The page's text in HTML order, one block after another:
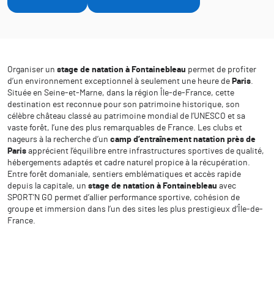
Organiser un stage de natation à Fontainebleau permet de profiter
d’un environnement exceptionnel à seulement une heure de Paris.
Située en Seine-et-Marne, dans la région Île-de-France, cette
destination est reconnue pour son patrimoine historique, son
célèbre château classé au patrimoine mondial de l’UNESCO et sa
vaste forêt, l’une des plus remarquables de France. Les clubs et
nageurs à la recherche d’un camp d’entraînement natation près de
Paris apprécient l’équilibre entre infrastructures sportives de qualité,
hébergements adaptés et cadre naturel propice à la récupération.
Entre forêt domaniale, sentiers emblématiques et accès rapide
depuis la capitale, un stage de natation à Fontainebleau avec
SPORT’N GO permet d’allier performance sportive, cohésion de
groupe et immersion dans l’un des sites les plus prestigieux d’Île-de-
France.